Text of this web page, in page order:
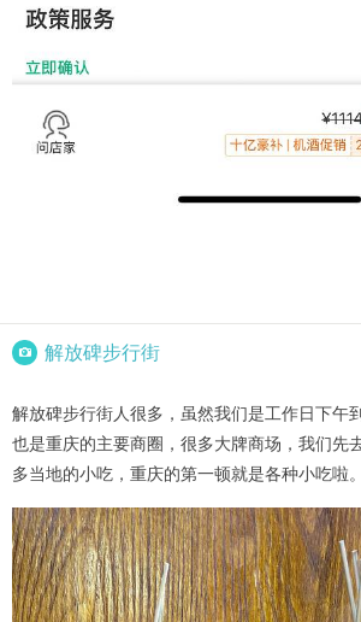
 解放碑步行街
解放碑步行街人很多，虽然我们是工作日下午
也是重庆的主要商圈，很多大牌商场，我们先
多当地的小吃，重庆的第一顿就是各种小吃啦。